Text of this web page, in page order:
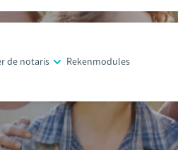
de notaris Rekenmodules